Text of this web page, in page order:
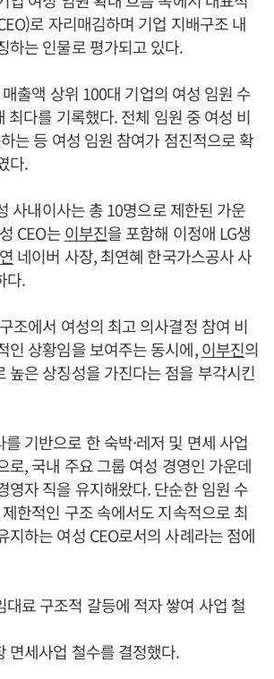
로 자리매김하며 기업 지배구조 내
하는 인물로 평가되고 있다.
출액 상위 100대 기업의 여성 임원 수
최다를 기록했다. 전체 임원 중 여성 비
는 등 여성 임원 참여가 점진적으로 확
다.
사내이사는 총 10명으로 제한된 가운
CEO는이부진을 포함해 이정애 LG생
네이버 사장, 최연혜 한국가스공사 사
다.
조에서 여성의 최고 의사결정 참여 비
인 상황임을 보여주는 동시에,이부진의
높은 상징성을 가진다는 점을 부각시킨
기반으로 한 숙박·레저 및 면세 사업
로, 국내 주요 그룹 여성 경영인 가운데
영자 직을 유지해왔다. 단순한 임원 수
한적인 구조 속에서도 지속적으로 최
지하는 여성 CEO로서의 사례라는 점에
료 구조적 갈등에 적자 쌓여 사업 철
면세사업 철수를 결정했다.